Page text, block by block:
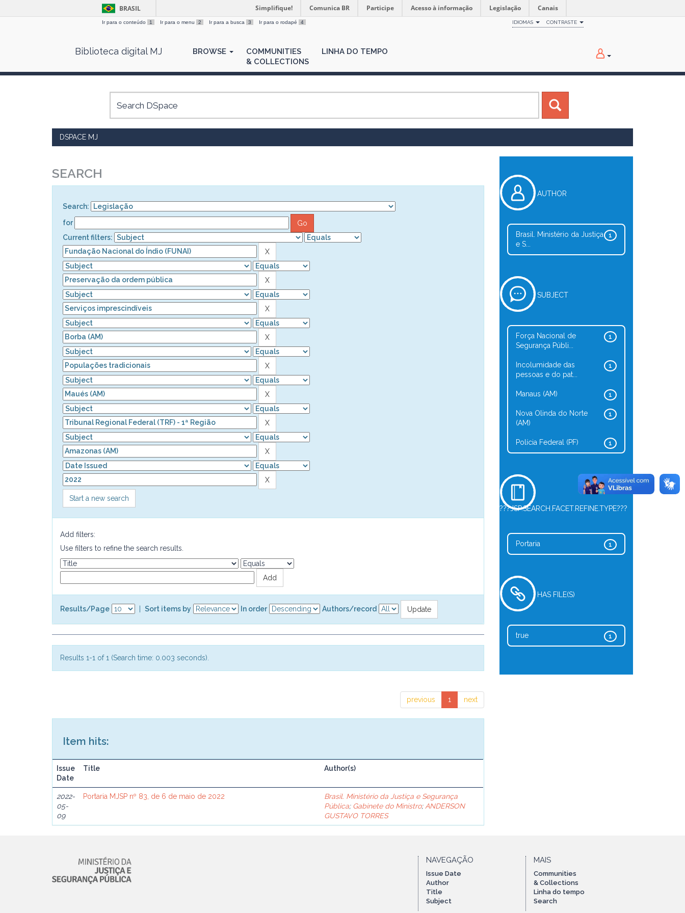
BRASIL Simplifique! Comunica BR Participe Acesso à informação Legislação Canais
Ir para o conteúdo 1 Ir para o menu 2 Ir para a busca 3 Ir para o rodapé 4 IDIOMAS CONTRASTE
Biblioteca digital MJ BROWSE
COMMUNITIES
& COLLECTIONS
LINHA DO TEMPO
DSPACE MJ
SEARCH
Search:
for
Current filters:
Start a new search
Add filters:
Use filters to refine the search results.
Results/Page Sort items by In order Authors/record
Results 1-1 of 1 (Search time: 0.003 seconds).
previous 1 next
Item hits:
Issue
Date
Title Author(s)
2022-
05-
09
Portaria MJSP nº 83, de 6 de maio de 2022
Brasil. Ministério da Justiça e Segurança
Pública; Gabinete do Ministro; ANDERSON
GUSTAVO TORRES
AUTHOR
1
Brasil. Ministério da Justiça
e S...
SUBJECT
1
Força Nacional de
Segurança Públi...
1
Incolumidade das
pessoas e do pat...
1
Manaus (AM)
1
Nova Olinda do Norte
(AM)
1
Polícia Federal (PF)
???JSP.SEARCH.FACET.REFINE.TYPE???
1
Portaria
HAS FILE(S)
1
true
NAVEGAÇÃO
Issue Date
Author
Title
Subject
MAIS
Communities
& Collections
Linha do tempo
Search